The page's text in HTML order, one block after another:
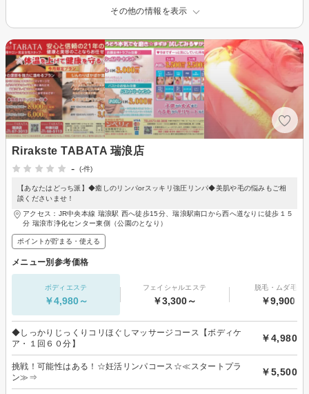
その他の情報を表示
Rirakste TABATA 瑞浪店
-
(-件)
【あなたはどっち派】◆癒しのリンパorスッキリ強圧リンパ◆美肌や毛の悩みもご相
談くださいませ！
アクセス：JR中央本線 瑞浪駅 西へ徒歩15分、瑞浪駅南口から西へ道なりに徒歩１５
分 瑞浪市浄化センター東側（公園のとなり）
ポイントが貯まる・使える
メニュー別参考価格
ボディエステ
￥4,980～
フェイシャルエステ
￥3,300～
脱毛・ムダ毛処
￥9,900～
◆しっかりじっくりコリほぐしマッサージコース【ボディケ
ア・１回６０分】
￥4,980
挑戦！可能性はある！☆妊活リンパコース☆≪スタートプラ
ン≫⇒
￥5,500